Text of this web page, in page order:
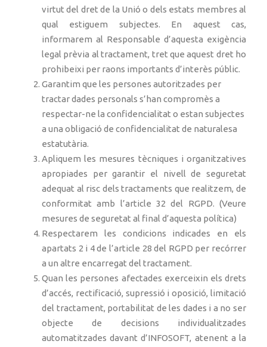
virtut del dret de la Unió o dels estats membres al
qual estiguem subjectes. En aquest cas,
informarem al Responsable d’aquesta exigència
legal prèvia al tractament, tret que aquest dret ho
prohibeixi per raons importants d’interès públic.
Garantim que les persones autoritzades per
tractar dades personals s’han compromès a
respectar-ne la confidencialitat o estan subjectes
a una obligació de confidencialitat de naturalesa
estatutària.
Apliquem les mesures tècniques i organitzatives
apropiades per garantir el nivell de seguretat
adequat al risc dels tractaments que realitzem, de
conformitat amb l’article 32 del RGPD. (Veure
mesures de seguretat al final d’aquesta política)
Respectarem les condicions indicades en els
apartats 2 i 4 de l’article 28 del RGPD per recórrer
a un altre encarregat del tractament.
Quan les persones afectades exerceixin els drets
d’accés, rectificació, supressió i oposició, limitació
del tractament, portabilitat de les dades i a no ser
objecte de decisions individualitzades
automatitzades davant d’INFOSOFT, atenent a la